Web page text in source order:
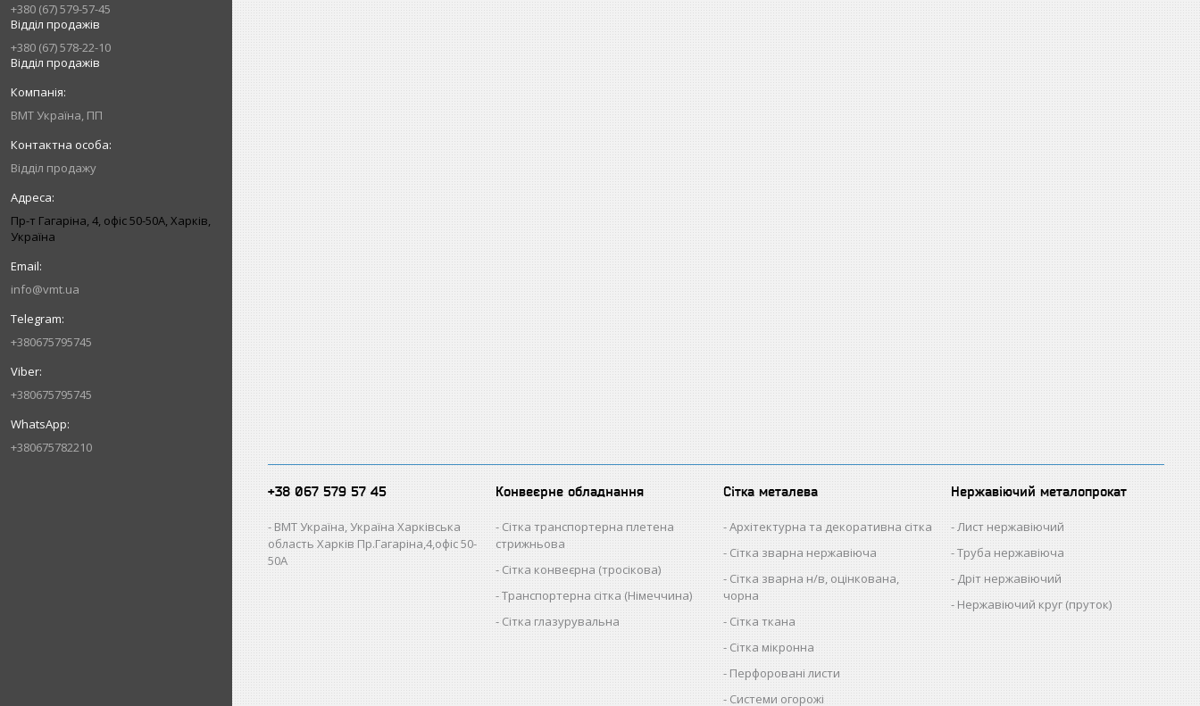
+380 (67) 579-57-45
Відділ продажів
+380 (67) 578-22-10
Відділ продажів
ВМТ Україна, ПП
Відділ продажу
Пр-т Гагаріна, 4, офіс 50-50A, Харків,
Україна
info@vmt.ua
+380675795745
+380675795745
+380675782210
+38 067 579 57 45
ВМТ Україна, Україна Харківська
область Харків Пр.Гагаріна,4,офіс 50-
50А
Конвеєрне обладнання
Сітка транспортерна плетена
стрижньова
Сітка конвеєрна (тросікова)
Транспортерна сітка (Німеччина)
Сітка глазурувальна
Сітка металева
Архітектурна та декоративна сітка
Сітка зварна нержавіюча
Сітка зварна н/в, оцінкована,
чорна
Сітка ткана
Сітка мікронна
Перфоровані листи
Системи огорожі
Нержавіючий металопрокат
Лист нержавіючий
Труба нержавіюча
Дріт нержавіючий
Нержавіючий круг (пруток)